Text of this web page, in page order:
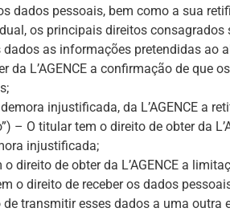
dados pessoais, bem como a sua
os principais direitos consagrados
as informações pretendidas ao
L’AGENCE a confirmação de que
injustificada, da L’AGENCE a
– O titular tem o direito de obter da
injustificada;
de obter da L’AGENCE a
direito de receber os dados
transmitir esses dados a uma outra